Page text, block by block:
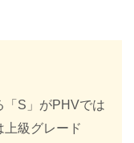
「S」がPHVでは
級グレード